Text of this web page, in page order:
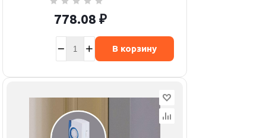
778.08 ₽
В корзину